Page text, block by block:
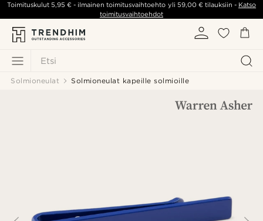
Etsi
Toimituskulut5,95 € - ilmainen toimitusvaihtoehto yli 59,00 €tilauksiin - Katso
toimitusvaihtoehdot
Solmioneulat Solmioneulat kapeille solmioille